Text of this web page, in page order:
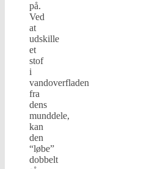
på.
Ved
at
udskille
et
stof
i
vandoverfladen
fra
dens
munddele,
kan
den
“løbe”
dobbelt